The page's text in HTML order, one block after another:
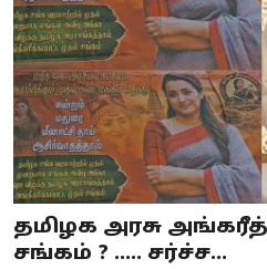
தமிழக அரசு
சங்கம் ? ..... சர்ச்ச...